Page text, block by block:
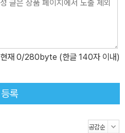
현재 0/280byte (한글 140자 이내)
등록